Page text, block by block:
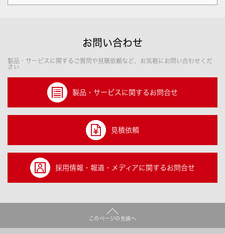
お問い合わせ
製品・サービスに関するご質問や見積依頼など、お気軽にお問い合わせくだ
さい
製品・サービスに 関するお問合せ
見積依頼
採用情報・報道・メディアに 関するお問合せ
このページの先頭へ